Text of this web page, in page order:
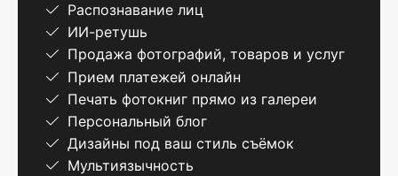
Распознавание лиц
ИИ-ретушь
Продажа фотографий, товаров и услуг
Прием платежей онлайн
Печать фотокниг прямо из галереи
Персональный блог
Дизайны под ваш стиль съёмок
Мультиязычность